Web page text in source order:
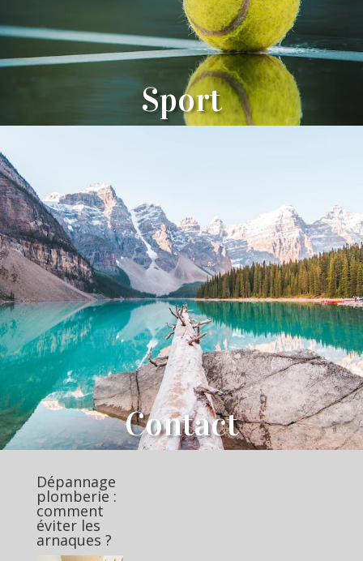
Sport
Contact
Dépannage
plomberie :
comment
éviter les
arnaques ?